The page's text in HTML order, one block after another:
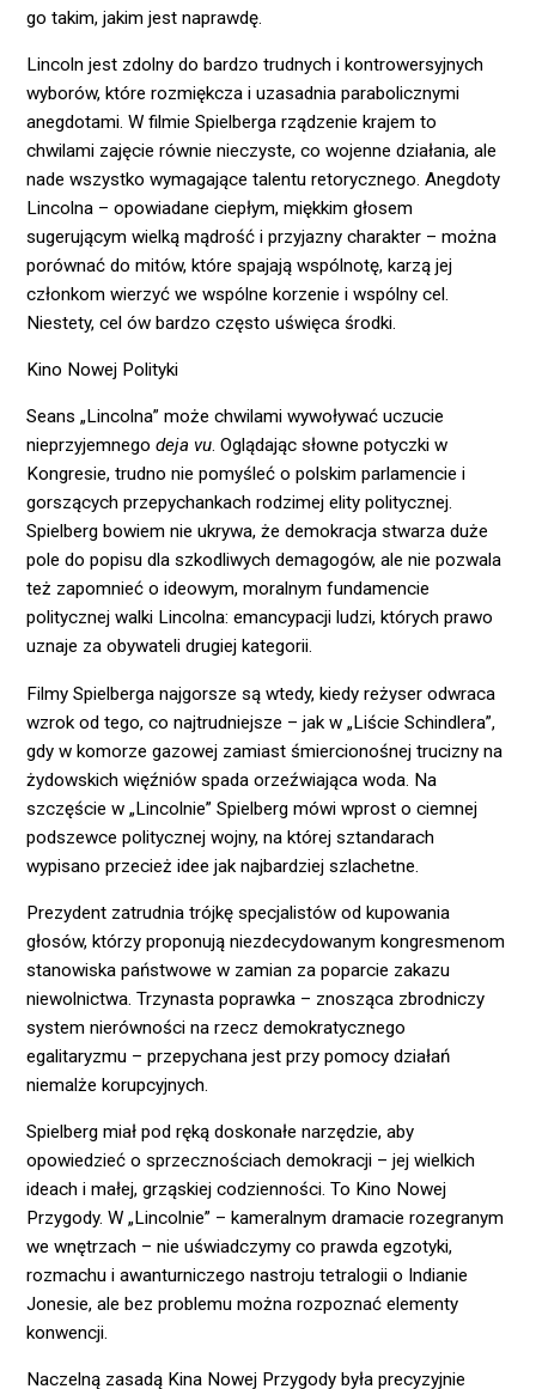
go takim, jakim jest naprawdę.
Lincoln jest zdolny do bardzo trudnych i kontrowersyjnych
wyborów, które rozmiękcza i uzasadnia parabolicznymi
anegdotami. W filmie Spielberga rządzenie krajem to
chwilami zajęcie równie nieczyste, co wojenne działania, ale
nade wszystko wymagające talentu retorycznego. Anegdoty
Lincolna – opowiadane ciepłym, miękkim głosem
sugerującym wielką mądrość i przyjazny charakter – można
porównać do mitów, które spajają wspólnotę, karzą jej
członkom wierzyć we wspólne korzenie i wspólny cel.
Niestety, cel ów bardzo często uświęca środki.
Kino Nowej Polityki
Seans „Lincolna” może chwilami wywoływać uczucie
nieprzyjemnegodeja vu. Oglądając słowne potyczki w
Kongresie, trudno nie pomyśleć o polskim parlamencie i
gorszących przepychankach rodzimej elity politycznej.
Spielberg bowiem nie ukrywa, że demokracja stwarza duże
pole do popisu dla szkodliwych demagogów, ale nie pozwala
też zapomnieć o ideowym, moralnym fundamencie
politycznej walki Lincolna: emancypacji ludzi, których prawo
uznaje za obywateli drugiej kategorii.
Filmy Spielberga najgorsze są wtedy, kiedy reżyser odwraca
wzrok od tego, co najtrudniejsze – jak w „Liście Schindlera”,
gdy w komorze gazowej zamiast śmiercionośnej trucizny na
żydowskich więźniów spada orzeźwiająca woda. Na
szczęście w „Lincolnie” Spielberg mówi wprost o ciemnej
podszewce politycznej wojny, na której sztandarach
wypisano przecież idee jak najbardziej szlachetne.
Prezydent zatrudnia trójkę specjalistów od kupowania
głosów, którzy proponują niezdecydowanym kongresmenom
stanowiska państwowe w zamian za poparcie zakazu
niewolnictwa. Trzynasta poprawka – znosząca zbrodniczy
system nierówności na rzecz demokratycznego
egalitaryzmu – przepychana jest przy pomocy działań
niemalże korupcyjnych.
Spielberg miał pod ręką doskonałe narzędzie, aby
opowiedzieć o sprzecznościach demokracji – jej wielkich
ideach i małej, grząskiej codzienności. To Kino Nowej
Przygody. W „Lincolnie” – kameralnym dramacie rozegranym
we wnętrzach – nie uświadczymy co prawda egzotyki,
rozmachu i awanturniczego nastroju tetralogii o Indianie
Jonesie, ale bez problemu można rozpoznać elementy
konwencji.
Naczelną zasadą Kina Nowej Przygody była precyzyjnie